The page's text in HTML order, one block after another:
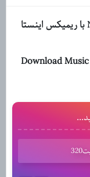
برای دانلود آهنگ Paro Speed Up ازNej با ریمیکس اینستا
Download